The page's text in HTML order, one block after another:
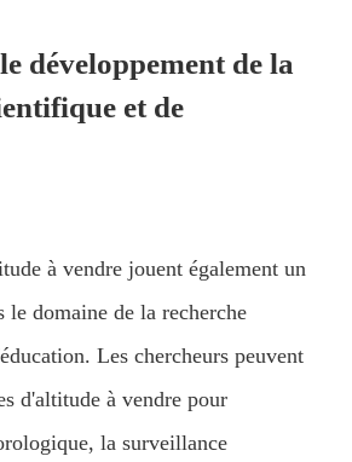
développement de la
et de
à vendre jouent également un
le domaine de la recherche
Les chercheurs peuvent
d'altitude à vendre pour
la surveillance